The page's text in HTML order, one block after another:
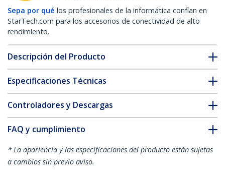
Sepa por qué los profesionales de la informática confían en
StarTech.com para los accesorios de conectividad de alto
rendimiento.
Descripción del Producto
Especificaciones Técnicas
Controladores y Descargas
FAQ y cumplimiento
* La apariencia y las especificaciones del producto están sujetas
a cambios sin previo aviso.